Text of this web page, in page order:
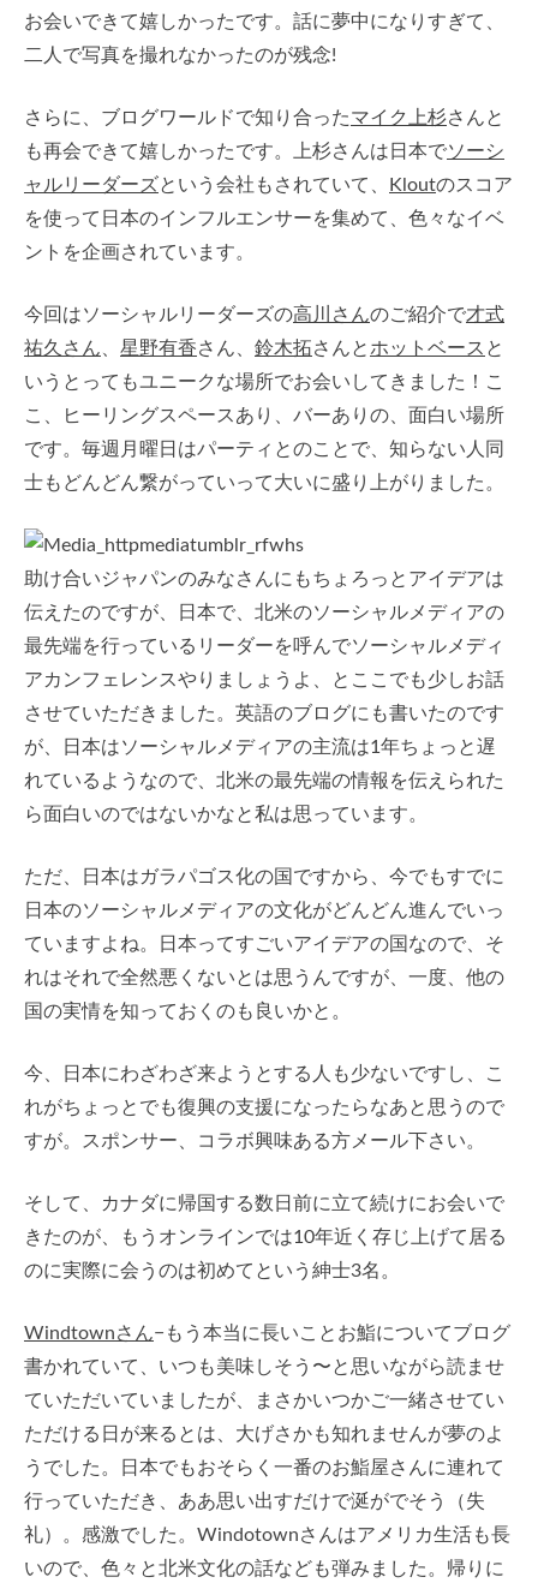
お会いできて嬉しかったです。話に夢中になりすぎて、
二人で写真を撮れなかったのが残念!
さらに、ブログワールドで知り合ったマイク上杉さんと
も再会できて嬉しかったです。上杉さんは日本でソーシ
ャルリーダーズという会社もされていて、 Kloutのスコア
を使って日本のインフルエンサーを集めて、色々なイベ
ントを企画されています。
今回はソーシャルリーダーズの高川さんのご紹介で才式
祐久さん
星野有香さん、 鈴木拓さんと ホットベース と
いうとってもユニークな場所でお会いしてきました！こ
こ、ヒーリングスペースあり、バーありの、面白い場所
です。毎週月曜日はパーティとのことで、知らない人同
士もどんどん繋がっていって大いに盛り上がりました。
助け合いジャパンのみなさんにもちょろっとアイデアは
伝えたのですが、日本で、北米のソーシャルメディアの
最先端を行っているリーダーを呼んでソーシャルメディ
アカンフェレンスやりましょうよ、とここでも少しお話
させていただきました。英語のブログにも書いたのです
が、日本はソーシャルメディアの主流は1年ちょっと遅
れているようなので、北米の最先端の情報を伝えられた
ら面白いのではないかなと私は思っています。
ただ、日本はガラパゴス化の国ですから、今でもすでに
日本のソーシャルメディアの文化がどんどん進んでいっ
ていますよね。日本ってすごいアイデアの国なので、そ
れはそれで全然悪くないとは思うんですが、一度、他の
国の実情を知っておくのも良いかと。
今、日本にわざわざ来ようとする人も少ないですし、こ
れがちょっとでも復興の支援になったらなあと思うので
すが。スポンサー、コラボ興味ある方メール下さい。
そして、カナダに帰国する数日前に立て続けにお会いで
きたのが、もうオンラインでは10年近く存じ上げて居る
のに実際に会うのは初めてという紳士3名。
Windtownさん−もう本当に長いことお鮨についてブログ
書かれていて、いつも美味しそう〜と思いながら読ませ
ていただいていましたが、まさかいつかご一緒させてい
ただける日が来るとは、大げさかも知れませんが夢のよ
うでした。日本でもおそらく一番のお鮨屋さんに連れて
行っていただき、ああ思い出すだけで涎がでそう（失
礼）。感激でした。Windotownさんはアメリカ生活も長
いので、色々と北米文化の話なども弾みました。帰りに